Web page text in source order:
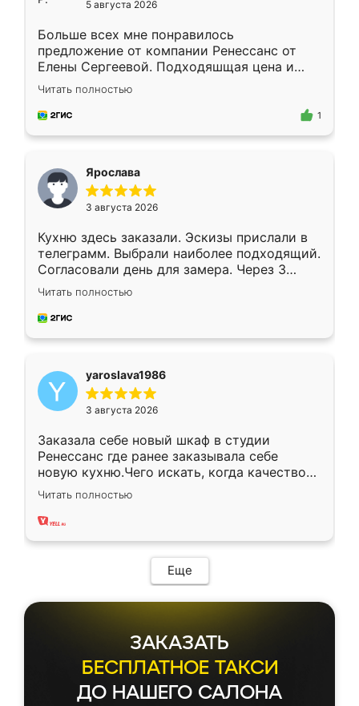
5 августа 2026
Больше всех мне понравилось
предложение от компании Ренессанс от
Елены Сергеевой. Подходяшщая цена и
короткие сроки изготовления. Приехавший
для замера сотрудник Владислав
предложил по моему эскизу самый
Читать полностью
1
Ярослава
3 августа 2026
Кухню здесь заказали. Эскизы прислали в
телеграмм. Выбрали наиболее подходящий.
Согласовали день для замера. Через 3
недели кухня была уже готова. Остались
довольны работой. Спасибо Ренессанс
мебель за качественную работу!
Читать полностью
yaroslava1986
3 августа 2026
Заказала себе новый шкаф в студии
Ренессанс где ранее заказывала себе
новую кухню.Чего искать, когда качеством
вполне довольна. Служит кухня уже почти
два года, нареканий нет.
Читать полностью
Еще
ЗАКАЗАТЬ
БЕСПЛАТНОЕ ТАКСИ
ДО НАШЕГО САЛОНА